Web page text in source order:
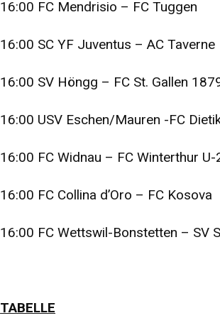
16:00 FC Mendrisio – FC Tuggen
16:00 SC YF Juventus – AC Taverne
16:00 SV Höngg – FC St. Gallen
16:00 USV Eschen/Mauren -FC
16:00 FC Widnau – FC Winterthur U-
16:00 FC Collina d’Oro – FC Kosova
16:00 FC Wettswil-Bonstetten – SV
TABELLE